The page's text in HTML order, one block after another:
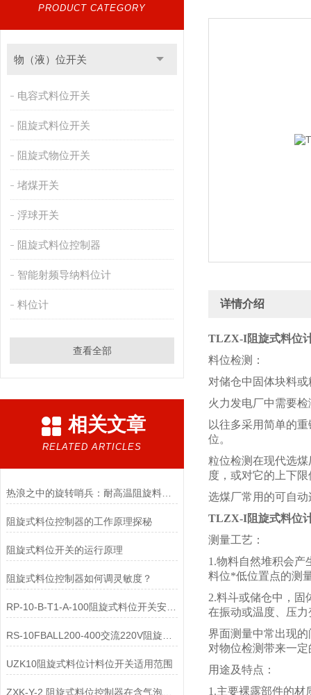
PRODUCT CATEGORY
物（液）位开关
电容式料位开关
阻旋式料位开关
阻旋式物位开关
堵煤开关
浮球开关
阻旋式料位控制器
智能射频导纳料位计
料位计
查看全部
相关文章
RELATED ARTICLES
热浪之中的旋转哨兵：耐高温阻旋料位开关在料仓中的阻矩传感与隔绝逻辑
阻旋式料位控制器的工作原理探秘
阻旋式料位开关的运行原理
阻旋式料位控制器如何调灵敏度？
RP-10-B-T1-A-100阻旋式料位开关安装说明
UZK10阻旋式料位计料位开关适用范围
ZXK-Y-2 阻旋式料位控制器在含气泡液体中显示值偏大的原因是什么？
详情介绍
TLZX-I阻旋式料位
料位检测：
对储仓中固体块料
火力发电厂中需要
以往多采用简单的
位。
粒位检测在现代选
度，或对它的上下
选煤厂常用的可自
TLZX-I阻旋式料位
测量工艺：
1.物料自然堆积会产
料位*低位置点的测
2.料斗或储仓中，固
在振动或温度、压
界面测量中常出现
对物位检测带来一
用途及特点：
1.主要裸露部件的材